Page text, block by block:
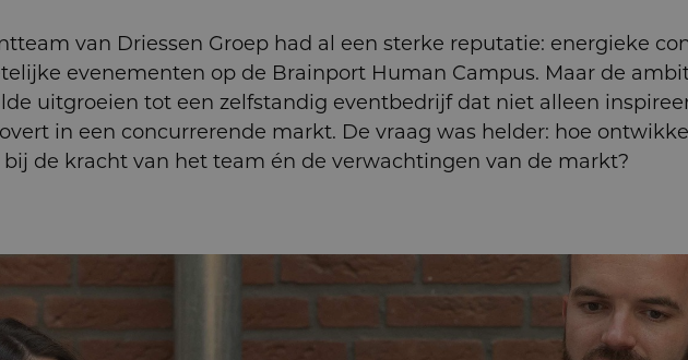
van Driessen Groep had al een sterke reputatie: energieke
evenementen op de Brainport Human Campus. Maar de
uitgroeien tot een zelfstandig eventbedrijf dat niet alleen
in een concurrerende markt. De vraag was helder: hoe
de kracht van het team én de verwachtingen van de markt?